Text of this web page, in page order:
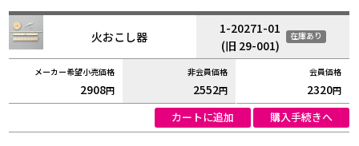
火おこし器
1-20271-01
(旧 29-001)
在庫あり
2908円 2552円 2320円
カートに追加 購入手続きへ